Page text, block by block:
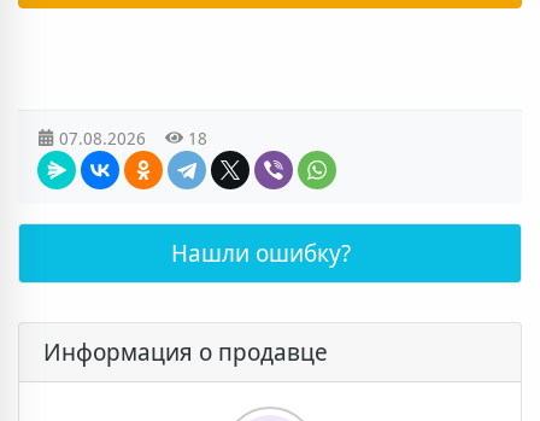
07.08.2026 18
Нашли ошибку?
Информация о продавце